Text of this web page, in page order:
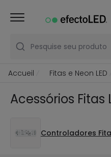
Pesquise seu produto
Accueil Fitas e Neon LED
Acessórios Fitas
Controladores